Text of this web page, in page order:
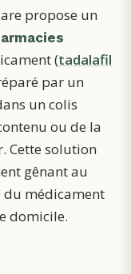
propose un
(tadalafil
par un
un colis
ou de la
Cette solution
gênant au
médicament
domicile.